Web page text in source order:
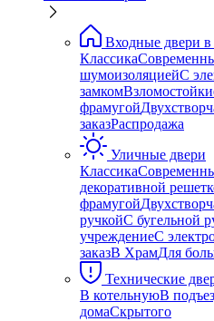
Входные двери в
Классика
шумоизоляциейС
замком
фрамугой
заказРаспродажа
Уличные двери
Классика
декоративной
фрамугой
ручкойС бугельной
учреждениеС
заказВ ХрамДля
Технические
В котельнуюВ
домаСкрытого